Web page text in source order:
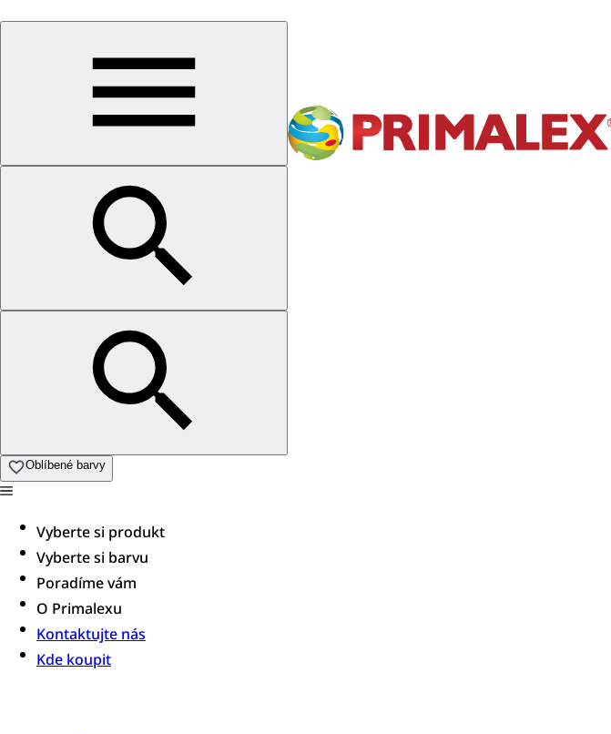
Oblíbené barvy
Vyberte si produkt
Vyberte si barvu
Poradíme vám​
O Primalexu
Kontaktujte nás
Kde koupit